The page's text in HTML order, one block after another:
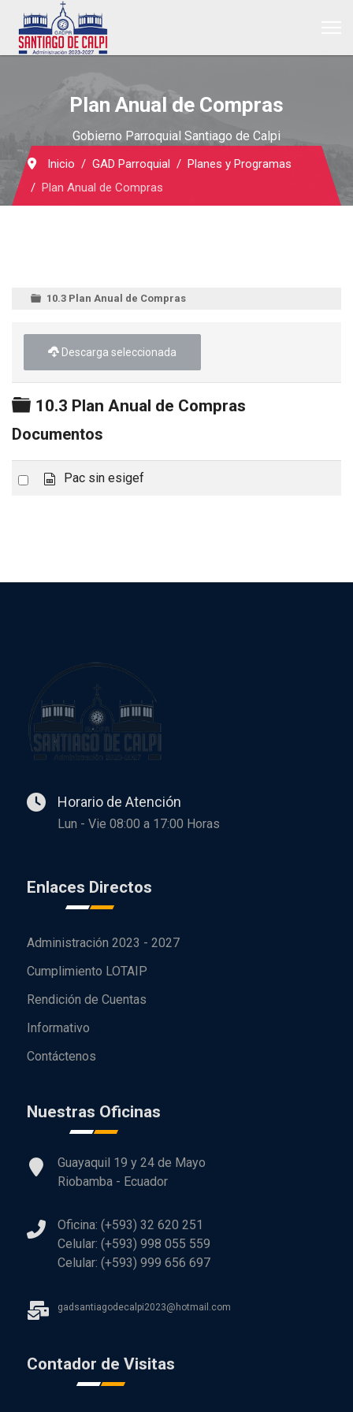
Plan Anual de Compras
Gobierno Parroquial Santiago de Calpi
Inicio GAD Parroquial
Planes y Programas
Plan Anual de Compras
10.3 Plan Anual de Compras
Descarga seleccionada
Carpeta
10.3 Plan Anual de Compras
Documentos
Select
s
h
Pac sin esigef
Horario de Atención
Lun - Vie 08:00 a 17:00 Horas
Enlaces Directos
Administración 2023 - 2027
Cumplimiento LOTAIP
Rendición de Cuentas
Informativo
Contáctenos
Nuestras Oficinas
Guayaquil 19 y 24 de Mayo
Riobamba - Ecuador
Oficina: (+593) 32 620 251
Celular: (+593) 998 055 559
Celular: (+593) 999 656 697
gadsantiagodecalpi2023@hotmail.com
Contador de Visitas